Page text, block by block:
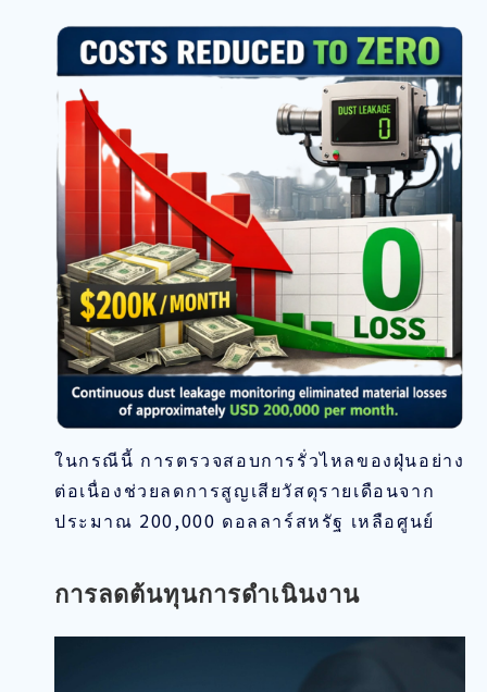
ในกรณีนี้ การตรวจสอบการรั่วไหลของฝุ่นอย่าง
ต่อเนื่องช่วยลดการสูญเสียวัสดุรายเดือนจาก
ประมาณ 200,000 ดอลลาร์สหรัฐ เหลือศูนย์
การลดต้นทุนการดำเนินงาน